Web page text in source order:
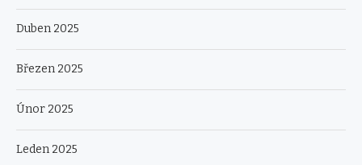
Duben 2025
Březen 2025
Únor 2025
Leden 2025